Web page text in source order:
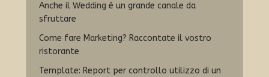
Anche il Wedding è un grande canale da
sfruttare
Come fare Marketing? Raccontate il vostro
ristorante
Template: Report per controllo utilizzo di un